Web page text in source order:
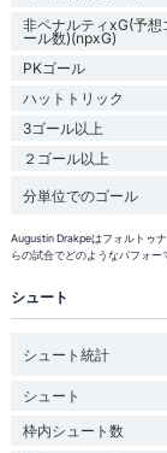
非ペナルティxG(予想
ール数)(npxG)
PKゴール
ハットトリック
3ゴール以上
２ゴール以上
分単位でのゴール
Augustin Drakpeはフォルトゥ
らの試合でどのようなパフォー
シュート
シュート統計
シュート
枠内シュート数